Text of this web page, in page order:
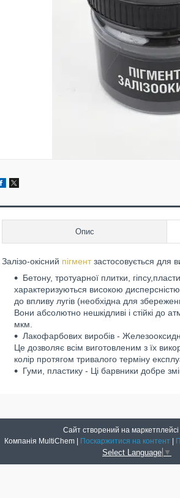
Опис
Залізо-окісний пігментзастосовується для
Бетону, тротуарної плитки,
характеризуються високою дисперсністю
до впливу лугів (необхідна для
Вони абсолютно нешкідливі і стійкі до
мкм.
Лакофарбових виробів -
Це дозволяє всім виготовленим з їх
колір протягом тривалого терміну
Гуми, пластику - Ці барвники добре
Сайт створений на маркетплейсі
Поскаржитися на контент
Select Language ▼